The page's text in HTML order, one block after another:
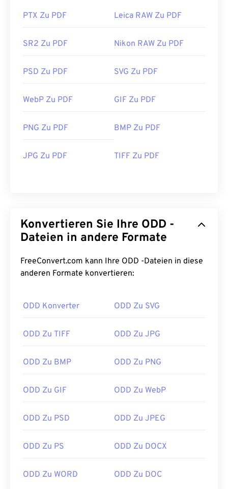
PTX Zu PDF Leica RAW Zu PDF
SR2 Zu PDF Nikon RAW Zu PDF
PSD Zu PDF SVG Zu PDF
WebP Zu PDF GIF Zu PDF
PNG Zu PDF BMP Zu PDF
JPG Zu PDF TIFF Zu PDF
Konvertieren Sie Ihre ODD -
Dateien in andere Formate
FreeConvert.com kann Ihre ODD -Dateien in diese
anderen Formate konvertieren:
ODD Konverter ODD Zu SVG
ODD Zu TIFF ODD Zu JPG
ODD Zu BMP ODD Zu PNG
ODD Zu GIF ODD Zu WebP
ODD Zu PSD ODD Zu JPEG
ODD Zu PS ODD Zu DOCX
ODD Zu WORD ODD Zu DOC